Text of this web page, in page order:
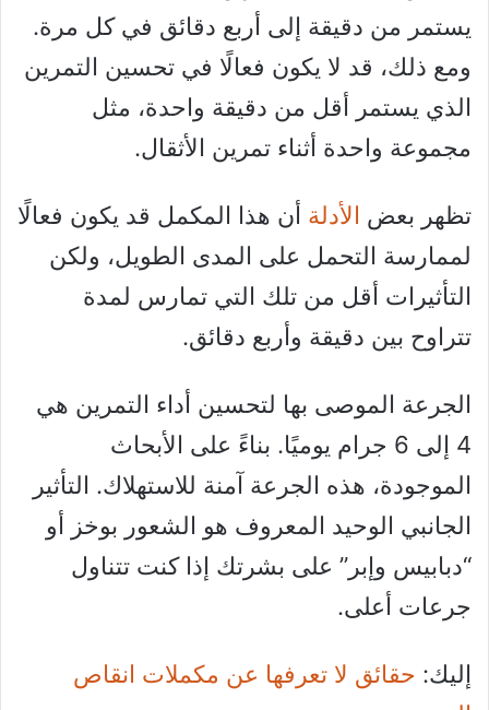
يستمر من دقيقة إلى أربع دقائق في كل مرة.
ومع ذلك، قد لا يكون فعالًا في تحسين التمرين
الذي يستمر أقل من دقيقة واحدة، مثل
مجموعة واحدة أثناء تمرين الأثقال.
تظهر بعض الأدلة أن هذا المكمل قد يكون فعالًا
لممارسة التحمل على المدى الطويل، ولكن
التأثيرات أقل من تلك التي تمارس لمدة
تتراوح بين دقيقة وأربع دقائق.
الجرعة الموصى بها لتحسين أداء التمرين هي
4 إلى 6 جرام يوميًا. بناءً على الأبحاث
الموجودة، هذه الجرعة آمنة للاستهلاك. التأثير
الجانبي الوحيد المعروف هو الشعور بوخز أو
“دبابيس وإبر” على بشرتك إذا كنت تتناول
جرعات أعلى.
إليك: حقائق لا تعرفها عن مكملات انقاص